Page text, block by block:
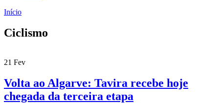
Início
Ciclismo
21 Fev
Volta ao Algarve: Tavira recebe hoje
chegada da terceira etapa